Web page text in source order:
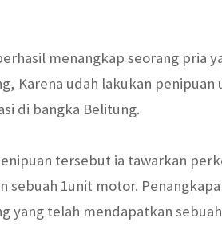
menangkap seorang pria
Karena udah lakukan
di bangka Belitung.
tersebut ia tawarkan
sebuah 1unit motor.
yang telah mendapatkan